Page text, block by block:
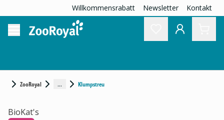
Willkommensrabatt Newsletter Kontakt
ZooRoyal ... Klumpstreu
BioKat's